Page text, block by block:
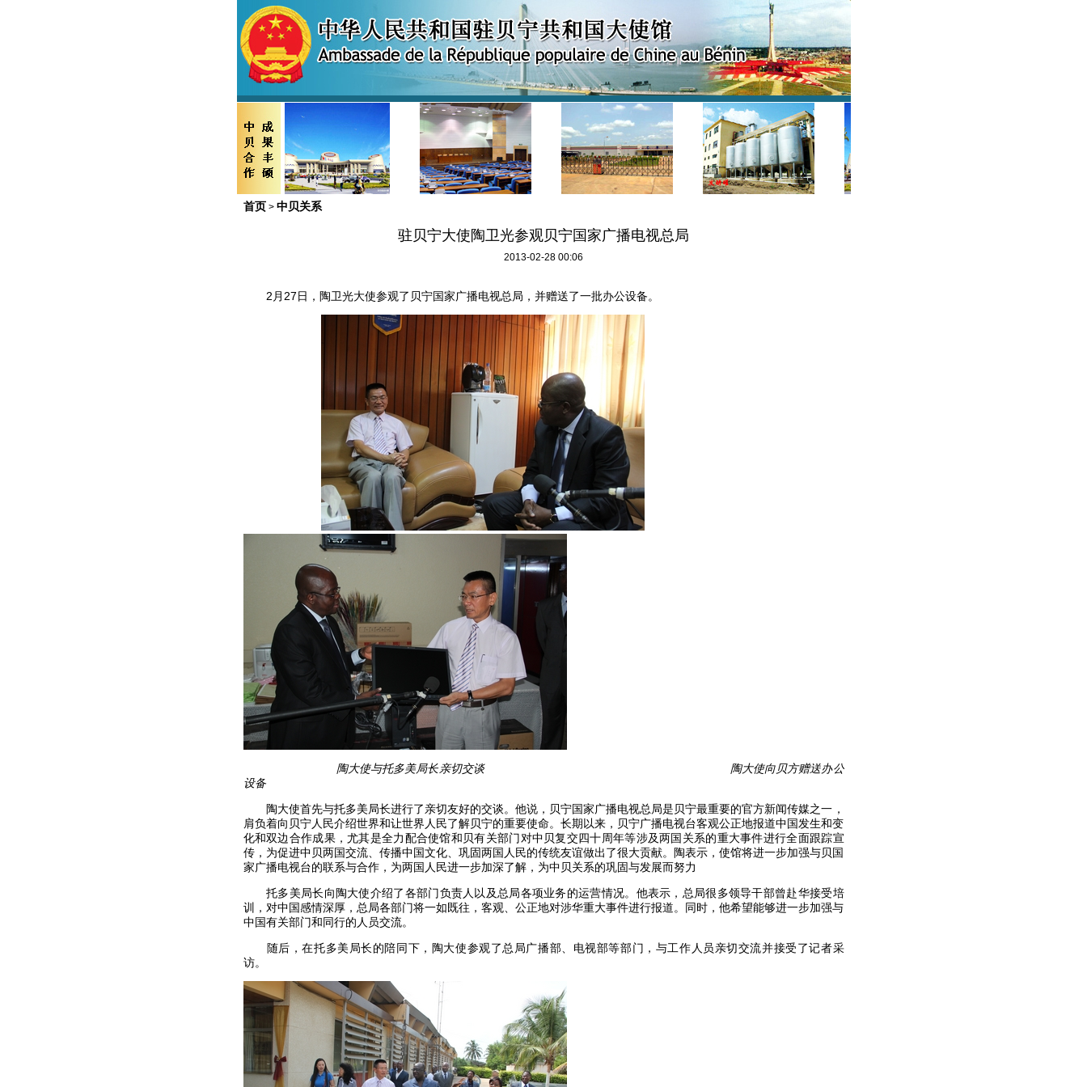
首页 > 中贝关系
驻贝宁大使陶卫光参观贝宁国家广播电视总局
2013-02-28 00:06
2 月 27日，陶卫光大使参观了贝宁国家广播电视总局，并赠送了一批办公设备。
陶大使与托多美局长亲切交谈 陶大使向贝方赠送办公
设备
陶大使首先与托多美局长进行了亲切友好的交谈。他说，贝宁国家广播电视总局是贝宁最重要的官方新闻传媒之一，
肩负着向贝宁人民介绍世界和让世界人民了解贝宁的重要使命。长期以来，贝宁广播电视台客观公正地报道中国发生和变
化和双边合作成果，尤其是全力配合使馆和贝有关部门对中贝复交四十周年等涉及两国关系的重大事件进行全面跟踪宣
传，为促进中贝两国交流、传播中国文化、巩固两国人民的传统友谊做出了很大贡献。陶表示，使馆将进一步加强与贝国
家广播电视台的联系与合作，为两国人民进一步加深了解，为中贝关系的巩固与发展而努力
托多美局长向陶大使介绍了各部门负责人以及总局各项业务的运营情况。他表示，总局很多领导干部曾赴华接受培
训，对中国感情深厚，总局各部门将一如既往，客观、公正地对涉华重大事件进行报道。同时，他希望能够进一步加强与
中国有关部门和同行的人员交流。
随后，在托多美局长的陪同下，陶大使参观了总局广播部、电视部等部门，与工作人员亲切交流并接受了记者采
访。